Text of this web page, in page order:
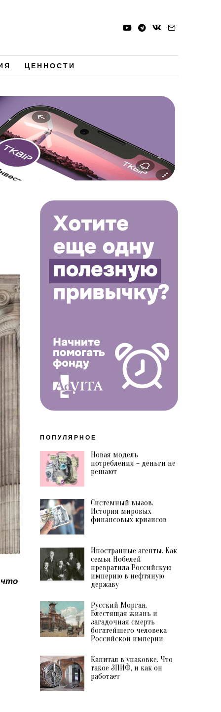
ЦЕННОСТИ
ПОПУЛЯРНОЕ
Новая модель
потребления – деньги не
решают
Системный вызов.
История мировых
финансовых кризисов
Иностранные агенты. Как
семья Нобелей
превратила Российскую
империю в нефтяную
державу
Русский Морган.
Блестящая жизнь и
загадочная смерть
богатейшего человека
Российской империи
Капитал в упаковке. Что
такое ЗПИФ, и как он
работает